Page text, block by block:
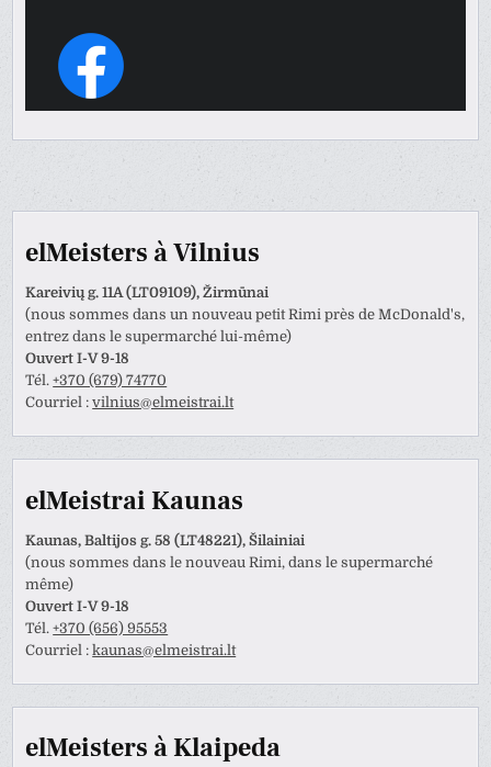
elMeisters à Vilnius
Kareivių g. 11A (LT09109), Žirmūnai
(nous sommes dans un nouveau petit Rimi près de McDonald's,
entrez dans le supermarché lui-même)
Ouvert I-V 9-18
Tél.+370 (679) 74770
Courriel :vilnius@elmeistrai.lt
elMeistrai Kaunas
Kaunas, Baltijos g. 58 (LT48221), Šilainiai
(nous sommes dans le nouveau Rimi, dans le supermarché
même)
Ouvert I-V 9-18
Tél.+370 (656) 95553
Courriel :kaunas@elmeistrai.lt
elMeisters à Klaipeda